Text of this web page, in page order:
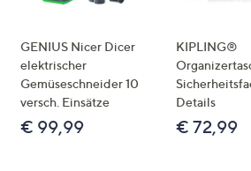
GENIUS Nicer Dicer
elektrischer
Gemüseschneider 10
versch. Einsätze
€ 99,99
KIPLING®
Details
€ 72,99